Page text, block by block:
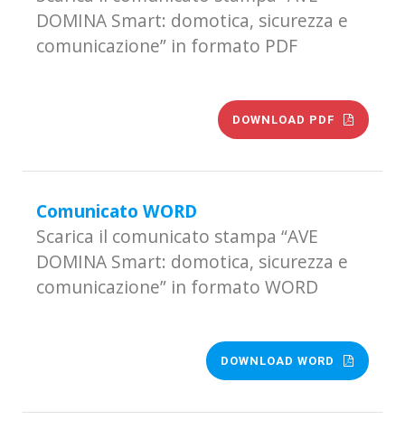
DOMINA Smart: domotica, sicurezza e
comunicazione” in formato PDF
DOWNLOAD PDF
Comunicato WORD
Scarica il comunicato stampa “AVE
DOMINA Smart: domotica, sicurezza e
comunicazione” in formato WORD
DOWNLOAD WORD